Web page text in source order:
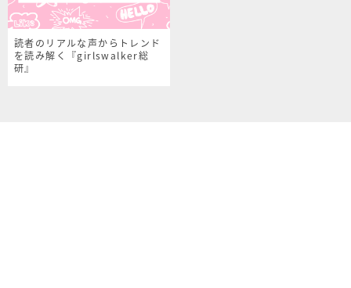
読者のリアルな声からトレンド
を読み解く『girlswalker総
研』